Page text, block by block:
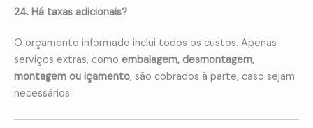
24. Há taxas adicionais?
O orçamento informado inclui todos os custos. Apenas
serviços extras, como embalagem, desmontagem,
montagem ou içamento, são cobrados à parte, caso sejam
necessários.